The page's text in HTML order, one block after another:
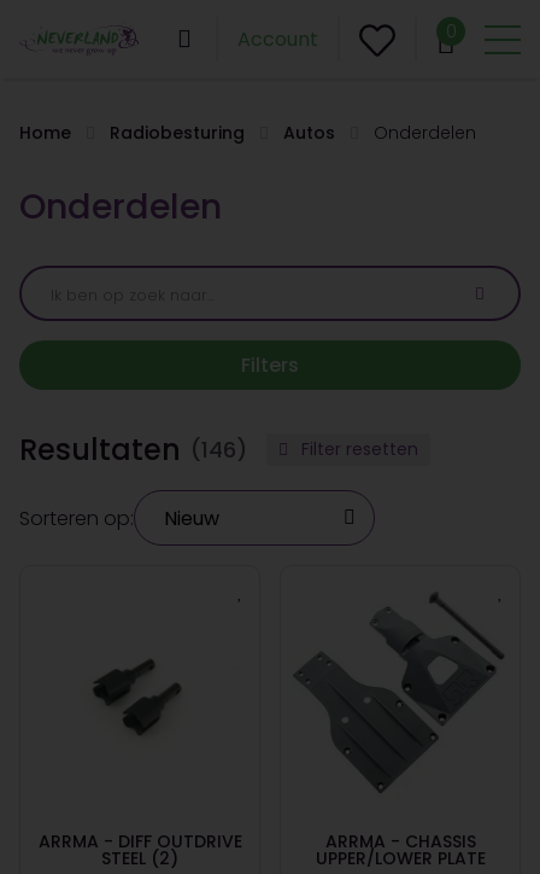
Account 0
Home Radiobesturing Autos Onderdelen
Onderdelen
Filters
Resultaten (146) Filter resetten
Sorteren op:
ARRMA - DIFF OUTDRIVE
STEEL (2)
ARRMA - CHASSIS
UPPER/LOWER PLATE